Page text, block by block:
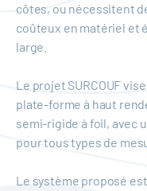
côtes, ou nécessitent
coûteux en matériel et
large.
Le projet SURCOUF
plate-forme à haut
semi-rigide à foil, avec
pour tous types de
Le système proposé